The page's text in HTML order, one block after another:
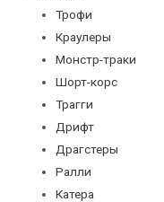
Трофи
Краулеры
Монстр-траки
Шорт-корс
Трагги
Дрифт
Драгстеры
Ралли
Катера